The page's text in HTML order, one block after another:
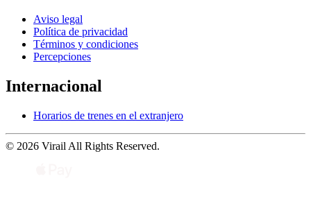
Aviso legal
Política de privacidad
Términos y condiciones
Percepciones
Internacional
Horarios de trenes en el extranjero
© 2026 Virail All Rights Reserved.